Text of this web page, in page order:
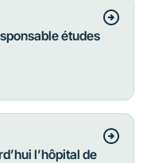
études
l’hôpital de